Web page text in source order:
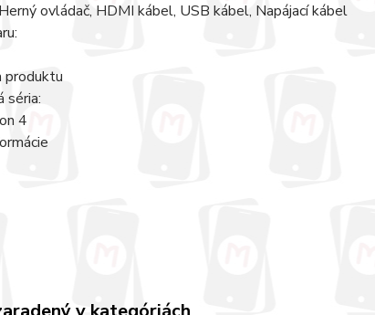
ovládač, HDMI kábel, USB kábel, Napájací kábel
produktu
séria:
4